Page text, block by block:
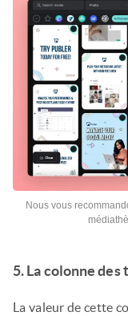
Nous vous
5. La colonne des
La valeur de cette